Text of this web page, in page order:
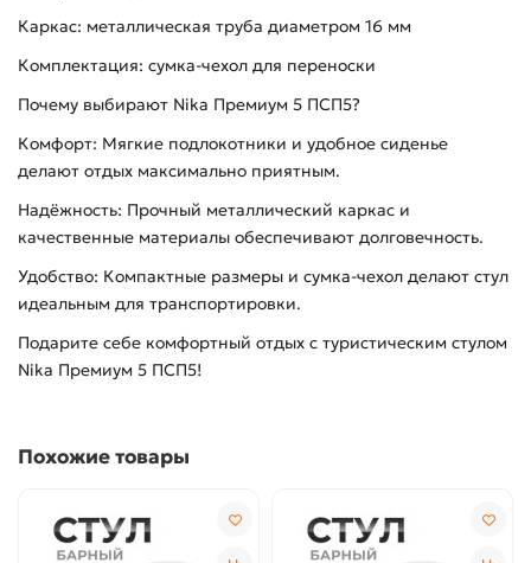
Каркас: металлическая труба диаметром 16 мм
Комплектация: сумка-чехол для переноски
Почему выбирают Nika Премиум 5 ПСП5?
Комфорт: Мягкие подлокотники и удобное сиденье
делают отдых максимально приятным.
Надёжность: Прочный металлический каркас и
качественные материалы обеспечивают долговечность.
Удобство: Компактные размеры и сумка-чехол делают стул
идеальным для транспортировки.
Подарите себе комфортный отдых с туристическим стулом
Nika Премиум 5 ПСП5!
Похожие товары